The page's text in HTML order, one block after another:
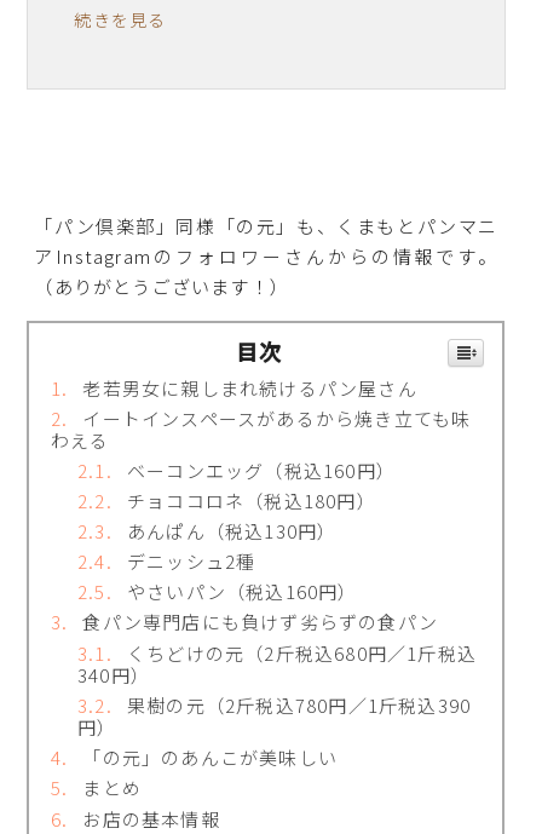
続きを見る
「パン倶楽部」同様「の元」も、くまもとパンマニ
アInstagramのフォロワーさんからの情報です。
（ありがとうございます！）
目次
老若男女に親しまれ続けるパン屋さん
イートインスペースがあるから焼き立ても味
わえる
ベーコンエッグ（税込160円）
チョココロネ（税込180円）
あんぱん（税込130円）
デニッシュ2種
やさいパン（税込160円）
食パン専門店にも負けず劣らずの食パン
くちどけの元（2斤税込680円／1斤税込
340円）
果樹の元（2斤税込780円／1斤税込390
円）
「の元」のあんこが美味しい
まとめ
お店の基本情報